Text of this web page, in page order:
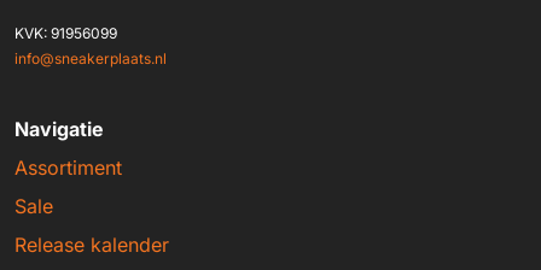
KVK: 91956099
info@sneakerplaats.nl
Navigatie
Assortiment
Sale
Release kalender